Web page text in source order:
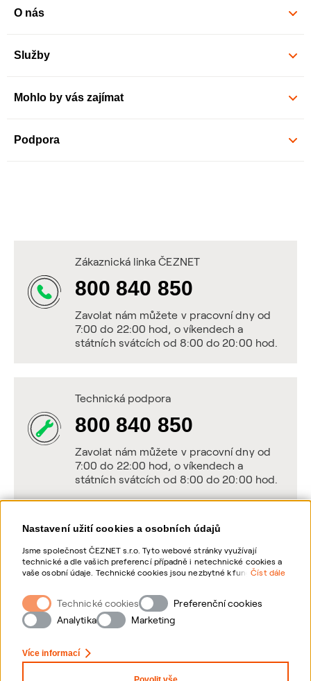
Nastavení užití cookies a osobních údajů
Jsme společnost ČEZNET s.r.o. Tyto webové stránky využívají
technické a dle vašich preferencí případně i netechnické cookies a
vaše osobní údaje. Technické cookies jsou nezbytné k fungování
webové stránky vašim preferencím, k personalizaci reklam a
analytice. Pro sběr a zpracování netechnických cookies a vašich
osobních údajů, nám můžete udělit souhlas. Bližší informace o
vašich právech, zpracování osobních údajů, včetně možnosti
Číst dále
Technické cookies
Preferenční cookies
Analytika
Marketing
Více informací
O nás
Služby
Mohlo by vás zajímat
Podpora
Zákaznická linka ČEZNET
800 840 850
Zavolat nám můžete v pracovní dny od
7:00 do 22:00 hod, o víkendech a
státních svátcích od 8:00 do 20:00 hod.
Technická podpora
800 840 850
Zavolat nám můžete v pracovní dny od
7:00 do 22:00 hod, o víkendech a
státních svátcích od 8:00 do 20:00 hod.
Napište nám
POSLAT VZKAZ
Zanechte nám vzkaz online, my se vám
ozveme zpět